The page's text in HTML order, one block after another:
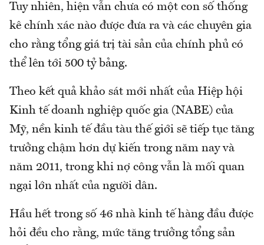
Tuy nhiên, hiện vẫn chưa có một con số thống
kê chính xác nào được đưa ra và các chuyên gia
cho rằng tổng giá trị tài sản của chính phủ có
thể lên tới 500 tỷ bảng.
Theo kết quả khảo sát mới nhất của Hiệp hội
Kinh tế doanh nghiệp quốc gia (NABE) của
Mỹ, nền kinh tế đầu tàu thế giới sẽ tiếp tục tăng
trưởng chậm hơn dự kiến trong năm nay và
năm 2011, trong khi nợ công vẫn là mối quan
ngại lớn nhất của người dân.
Hầu hết trong số 46 nhà kinh tế hàng đầu được
hỏi đều cho rằng, mức tăng trưởng tổng sản